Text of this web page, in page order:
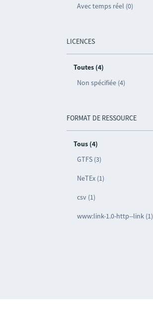
Avec temps réel (0)
LICENCES
Toutes (4)
Non spécifiée (4)
FORMAT DE RESSOURCE
Tous (4)
GTFS (3)
NeTEx (1)
csv (1)
www:link-1.0-http--link (1)